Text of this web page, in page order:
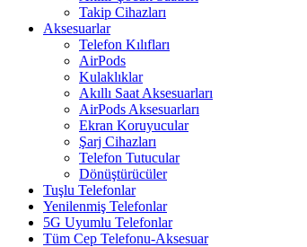
Takip Cihazları
Aksesuarlar
Telefon Kılıfları
AirPods
Kulaklıklar
Akıllı Saat Aksesuarları
AirPods Aksesuarları
Ekran Koruyucular
Şarj Cihazları
Telefon Tutucular
Dönüştürücüler
Tuşlu Telefonlar
Yenilenmiş Telefonlar
5G Uyumlu Telefonlar
Tüm Cep Telefonu-Aksesuar